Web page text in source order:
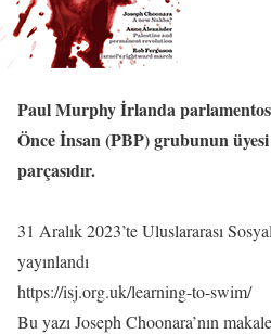
Paul Murphy İrlanda
Önce İnsan (PBP) grubunun
parçasıdır.
31 Aralık 2023’te Uluslararası
yayınlandı
https://isj.org.uk/learning-to-swim/
Bu yazı Joseph Choonara’nın